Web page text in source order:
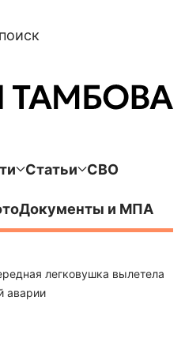
поиск
Статьи СВО
Документы и МПА
легковушка вылетела
аварии